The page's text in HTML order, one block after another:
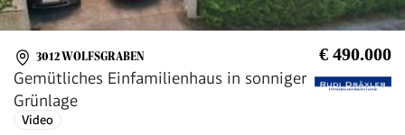
3012 WOLFSGRABEN € 490.000
Gemütliches Einfamilienhaus in sonniger
Grünlage
Video